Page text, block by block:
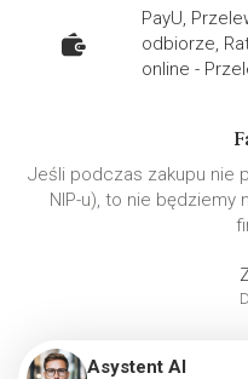
PayU,
odbiorze,
online -
Jeśli podczas zakupu nie
NIP-u), to nie będziemy
Asystent AI